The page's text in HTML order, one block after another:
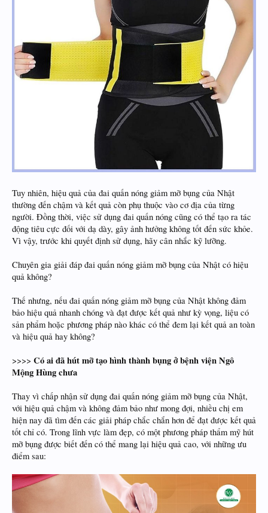
Tuy nhiên, hiệu quả của đai quấn nóng giảm mỡ bụng của Nhật
thường đến chậm và kết quả còn phụ thuộc vào cơ địa của từng
người. Đồng thời, việc sử dụng đai quấn nóng cũng có thể tạo ra tác
động tiêu cực đối với dạ dày, gây ảnh hưởng không tốt đến sức khỏe.
Vì vậy, trước khi quyết định sử dụng, hãy cân nhắc kỹ lưỡng.
Chuyên gia giải đáp đai quấn nóng giảm mỡ bụng của Nhật có hiệu
quả không?
Thế nhưng, nếu đai quấn nóng giảm mỡ bụng của Nhật không đảm
bảo hiệu quả nhanh chóng và đạt được kết quả như kỳ vọng, liệu có
sản phẩm hoặc phương pháp nào khác có thể đem lại kết quả an toàn
và hiệu quả hay không?
>>>> Có ai đã hút mỡ tạo hình thành bụng ở bệnh viện Ngô
Mộng Hùng chưa
Thay vì chấp nhận sử dụng đai quấn nóng giảm mỡ bụng của Nhật,
với hiệu quả chậm và không đảm bảo như mong đợi, nhiều chị em
hiện nay đã tìm đến các giải pháp chắc chắn hơn để đạt được kết quả
tốt chỉ có. Trong lĩnh vực làm đẹp, có một phương pháp thẩm mỹ hút
mỡ bụng được biết đến có thể mang lại hiệu quả cao, với những ưu
điểm sau: